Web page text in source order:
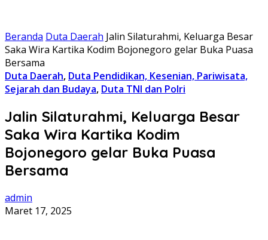
Beranda Duta Daerah Jalin Silaturahmi, Keluarga Besar
Saka Wira Kartika Kodim Bojonegoro gelar Buka Puasa
Bersama
Duta Daerah, Duta Pendidikan, Kesenian, Pariwisata,
Sejarah dan Budaya, Duta TNI dan Polri
Jalin Silaturahmi, Keluarga Besar
Saka Wira Kartika Kodim
Bojonegoro gelar Buka Puasa
Bersama
admin
Maret 17, 2025